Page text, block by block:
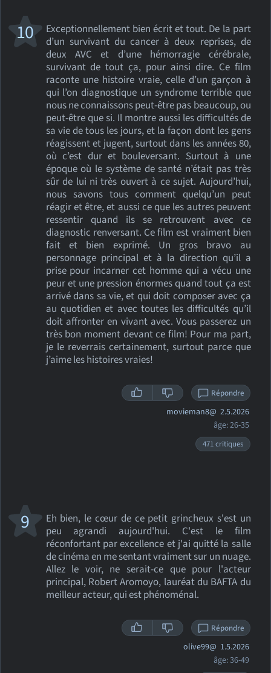
Exceptionnellement bien écrit et tout. De la part
d’un survivant du cancer à deux reprises, de
deux AVC et d’une hémorragie cérébrale,
survivant de tout ça, pour ainsi dire. Ce film
raconte une histoire vraie, celle d’un garçon à
qui l’on diagnostique un syndrome terrible que
nous ne connaissons peut‑être pas beaucoup, ou
peut‑être que si. Il montre aussi les difficultés de
sa vie de tous les jours, et la façon dont les gens
réagissent et jugent, surtout dans les années 80,
où c’est dur et bouleversant. Surtout à une
époque où le système de santé n’était pas très
sûr de lui ni très ouvert à ce sujet. Aujourd’hui,
nous savons tous comment quelqu’un peut
réagir et être, et aussi ce que les autres peuvent
ressentir quand ils se retrouvent avec ce
diagnostic renversant. Ce film est vraiment bien
fait et bien exprimé. Un gros bravo au
personnage principal et à la direction qu’il a
prise pour incarner cet homme qui a vécu une
peur et une pression énormes quand tout ça est
arrivé dans sa vie, et qui doit composer avec ça
au quotidien et avec toutes les difficultés qu’il
doit affronter en vivant avec. Vous passerez un
très bon moment devant ce film! Pour ma part,
je le reverrais certainement, surtout parce que
j’aime les histoires vraies!
10
Répondre
movieman8@ 2.5.2026
âge: 26-35
471 critiques
Eh bien, le cœur de ce petit grincheux s'est un
peu agrandi aujourd'hui. C'est le film
réconfortant par excellence et j'ai quitté la salle
de cinéma en me sentant vraiment sur un nuage.
Allez le voir, ne serait-ce que pour l'acteur
principal, Robert Aromoyo, lauréat du BAFTA du
meilleur acteur, qui est phénoménal.
9
Répondre
olive99@ 1.5.2026
âge: 36-49